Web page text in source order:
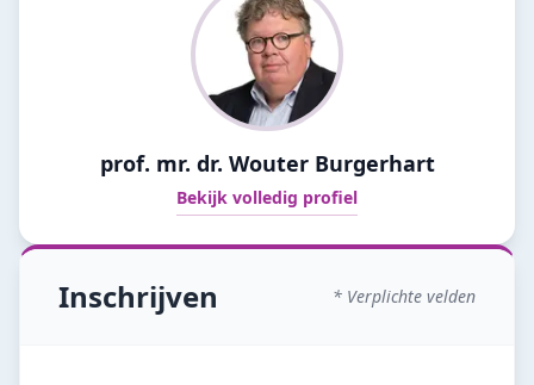
prof. mr. dr. Wouter Burgerhart
Bekijk volledig profiel
Inschrijven * Verplichte velden